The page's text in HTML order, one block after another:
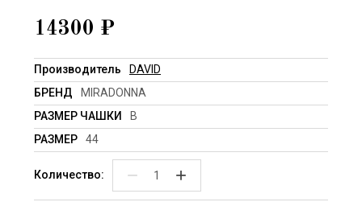
14300 ₽
Производитель
DAVID
БРЕНД
MIRADONNA
РАЗМЕР ЧАШКИ
B
РАЗМЕР
44
Количество: − +